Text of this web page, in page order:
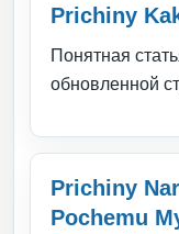
Prichiny
Понятная
обновленной
Prichiny
Pochemu